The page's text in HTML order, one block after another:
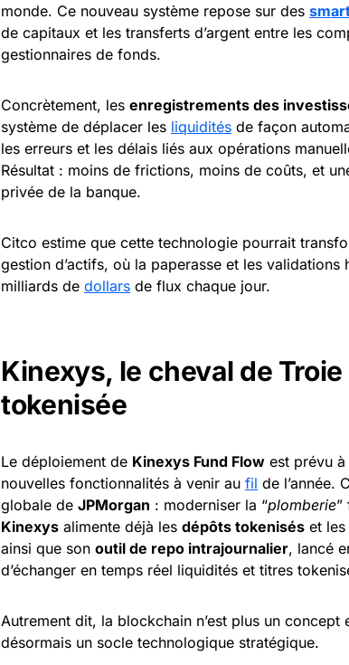
monde. Ce nouveau système repose sur des
de capitaux et les transferts d’argent entre les
gestionnaires de fonds.
Concrètement, les enregistrements des
système de déplacer les liquidités de façon
les erreurs et les délais liés aux opérations
Résultat : moins de frictions, moins de coûts, et
privée de la banque.
Citco estime que cette technologie pourrait
gestion d’actifs, où la paperasse et les validations
milliards de dollars de flux chaque jour.
Kinexys, le cheval de
tokenisée
Le déploiement de Kinexys Fund Flow est prévu
nouvelles fonctionnalités à venir au fil de l’année.
globale de JPMorgan : moderniser la “plomberie”
Kinexys alimente déjà les dépôts tokenisés et les
ainsi que son outil de repo intrajournalier, lancé
d’échanger en temps réel liquidités et titres
Autrement dit, la blockchain n’est plus un concept
désormais un socle technologique stratégique.